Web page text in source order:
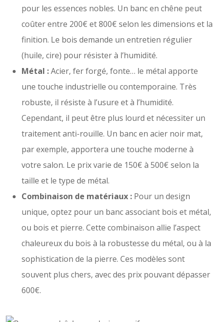
pour les essences nobles. Un banc en chêne peut
coûter entre 200€ et 800€ selon les dimensions et la
finition. Le bois demande un entretien régulier
(huile, cire) pour résister à l’humidité.
Métal :Acier, fer forgé, fonte… le métal apporte
une touche industrielle ou contemporaine. Très
robuste, il résiste à l’usure et à l’humidité.
Cependant, il peut être plus lourd et nécessiter un
traitement anti-rouille. Un banc en acier noir mat,
par exemple, apportera une touche moderne à
votre salon. Le prix varie de 150€ à 500€ selon la
taille et le type de métal.
Combinaison de matériaux : Pour un design
unique, optez pour un banc associant bois et métal,
ou bois et pierre. Cette combinaison allie l’aspect
chaleureux du bois à la robustesse du métal, ou à la
sophistication de la pierre. Ces modèles sont
souvent plus chers, avec des prix pouvant dépasser
600€.